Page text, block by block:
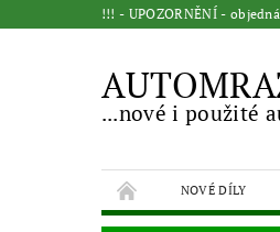
!!! - UPOZORNĚNÍ -
...nové i použité
NOVÉ DÍLY